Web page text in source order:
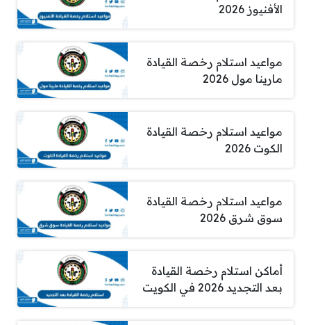
الأفنيوز 2026
مواعيد استلام رخصة القيادة
مارينا مول 2026
مواعيد استلام رخصة القيادة
الكوت 2026
مواعيد استلام رخصة القيادة
سوق شرق 2026
أماكن استلام رخصة القيادة
بعد التجديد 2026 في الكويت